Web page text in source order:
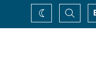
la
Changez
de